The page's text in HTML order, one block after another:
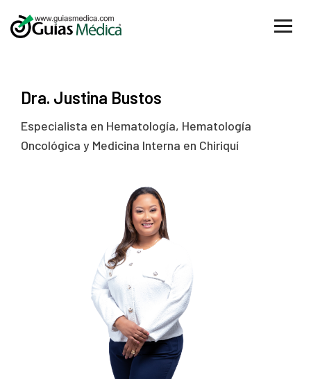
Dra. Justina Bustos
Especialista en Hematología, Hematología
Oncológica y Medicina Interna en Chiriquí